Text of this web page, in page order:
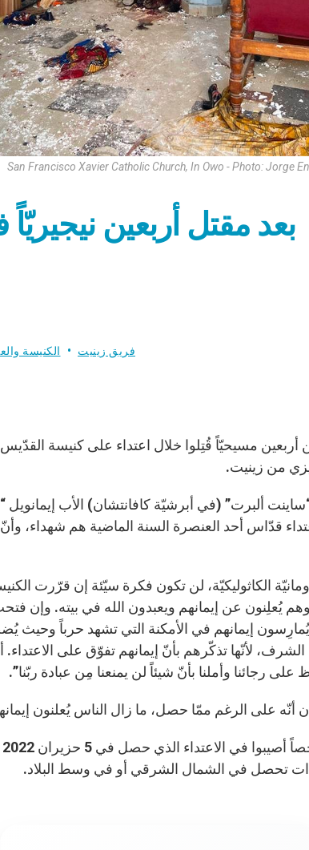
San Francisco Xavier Catholic Church, In Owo - Photo: Jorge
بعد مقتل أربعين
فريق زينيت الكنيسة
مسيحيّاً قُتِلوا خلال اعتداء على كنيسة
من زينيت.
قدّاس أحد العنصرة السنة الماضية هم شهداء،
الكاثوليكيّة، لن تكون فكرة سيّئة إن قرّرت
وهم يُعلِنون عن إيمانهم ويعبدون الله في بيته. وإن
إيمانهم في الأمكنة التي تشهد حرباً وحيث
لأنّها تذكّرهم بأنّ إيمانهم تفوّق على الاعتداء.
رجائنا وأملنا بأنّ شيئاً لن يمنعنا مِن عبادة ربّنا”.
أنّه على الرغم ممّا حصل، ما زال الناس يُعلنون
تحصل في الشمال الشرقي أو في وسط البلاد.